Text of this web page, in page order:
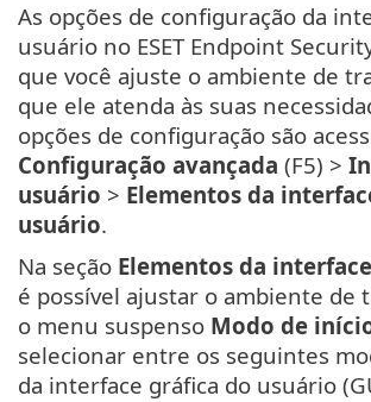
As opções de configuração da
usuário no ESET Endpoint
que você ajuste o ambiente de
que ele atenda às suas
opções de configuração são
Configuração avançada (F5) >
usuário > Elementos da
usuário.
Na seção Elementos da
é possível ajustar o ambiente de
o menu suspenso Modo de
selecionar entre os seguintes
da interface gráfica do usuário